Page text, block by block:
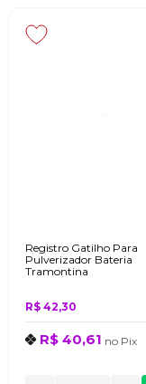
Registro Gatilho Para
Pulverizador Bateria
Tramontina
R$ 42,30
R$ 40,61 no Pix